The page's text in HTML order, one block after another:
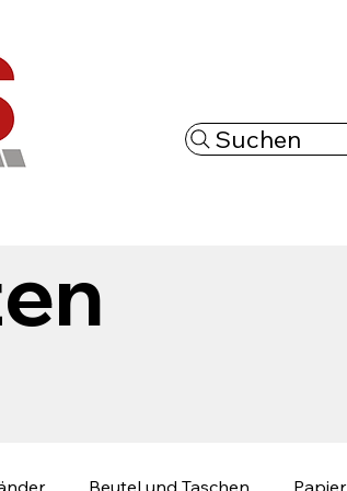
Suchen
Beutel und Taschen Papier